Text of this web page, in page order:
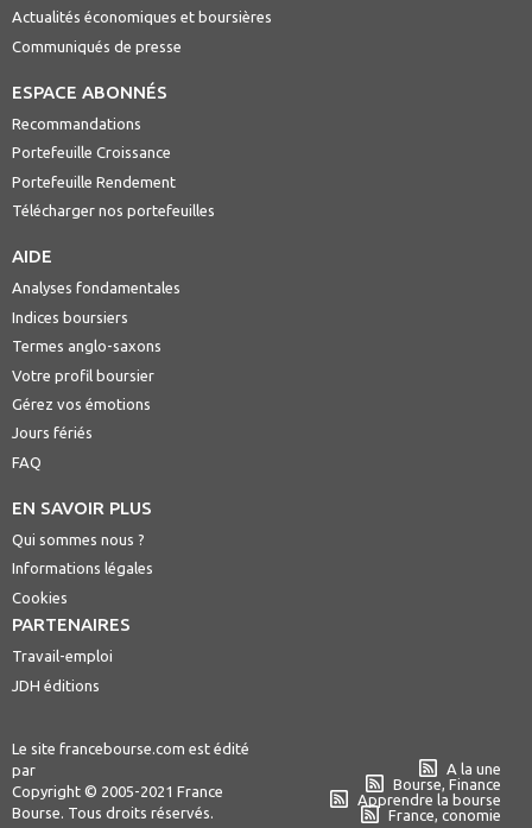
Actualités économiques et boursières
Communiqués de presse
ESPACE ABONNÉS
Recommandations
Portefeuille Croissance
Portefeuille Rendement
Télécharger nos portefeuilles
AIDE
Analyses fondamentales
Indices boursiers
Termes anglo-saxons
Votre profil boursier
Gérez vos émotions
Jours fériés
FAQ
EN SAVOIR PLUS
Qui sommes nous ?
Informations légales
Cookies
PARTENAIRES
Travail-emploi
JDH éditions
Le site francebourse.com est édité
par
Copyright © 2005-2021 France
Bourse. Tous droits réservés.
A la une
Bourse, Finance
Apprendre la bourse
France, conomie